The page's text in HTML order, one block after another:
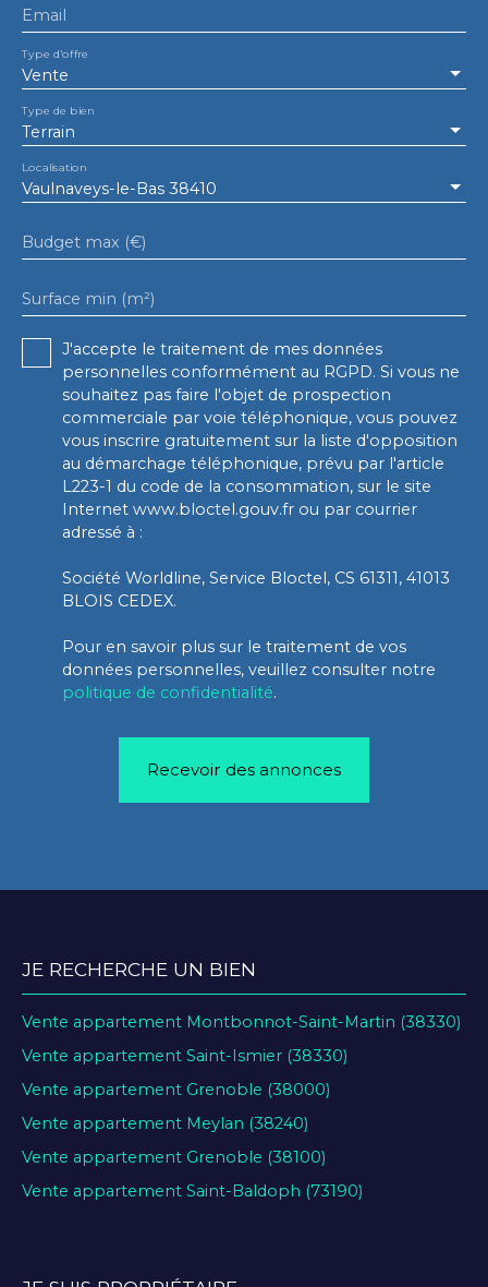
Email
Vente
Type d'offre
Terrain
Type de bien
Vaulnaveys-le-Bas 38410
Localisation
Budget max (€)
Surface min (m²)
J'accepte le traitement de mes données
personnelles conformément au RGPD. Si vous ne
souhaitez pas faire l'objet de prospection
commerciale par voie téléphonique, vous pouvez
vous inscrire gratuitement sur la liste d'opposition
au démarchage téléphonique, prévu par l'article
L223-1 du code de la consommation, sur le site
Internet www.bloctel.gouv.fr ou par courrier
adressé à :
Société Worldline, Service Bloctel, CS 61311, 41013
BLOIS CEDEX.
Pour en savoir plus sur le traitement de vos
données personnelles, veuillez consulter notre
politique de confidentialité.
Recevoir des annonces
JE RECHERCHE UN BIEN
Vente appartement Montbonnot-Saint-Martin (38330)
Vente appartement Saint-Ismier (38330)
Vente appartement Grenoble (38000)
Vente appartement Meylan (38240)
Vente appartement Grenoble (38100)
Vente appartement Saint-Baldoph (73190)